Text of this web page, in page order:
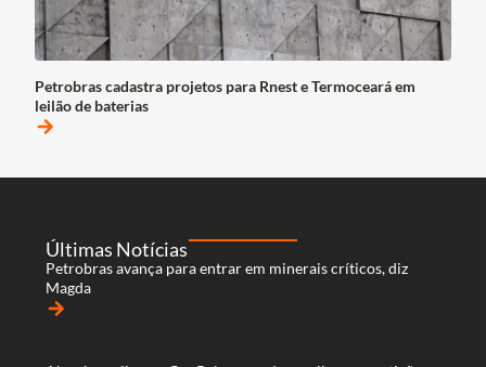
Petrobras cadastra projetos para Rnest e Termoceará em
leilão de baterias
arrow_forward
Últimas Notícias
Petrobras avança para entrar em minerais críticos, diz
Magda
arrow_forward